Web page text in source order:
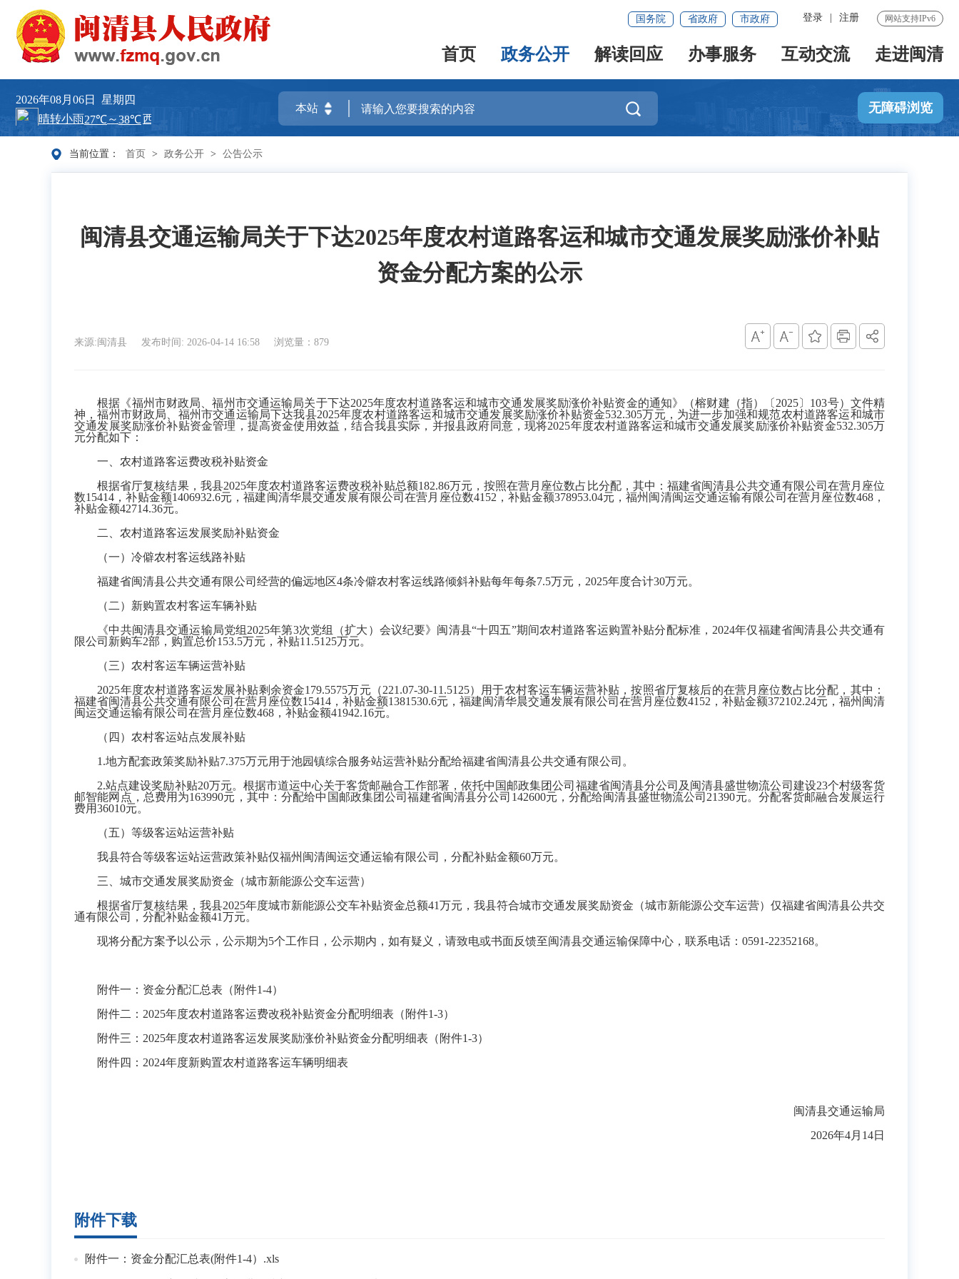
网站支持IPv6
登录 注册
国务院 省政府 市政府
首页 政务公开 解读回应 办事服务 互动交流 走进闽清
2026年08月06日 星期四
 无障碍浏览
当前位置： 首页 > 政务公开 > 公告公示
闽清县交通运输局关于下达2025年度农村道路客运和城市交通发展奖励涨价补贴
资金分配方案的公示
来源:闽清县 发布时间: 2026-04-14 16:58 浏览量：879
根据《福州市财政局、福州市交通运输局关于下达2025年度农村道路客运和城市交通发展奖励涨价补贴资金的通知》（榕财建（指）〔2025〕103号）文件精
神，福州市财政局、福州市交通运输局下达我县2025年度农村道路客运和城市交通发展奖励涨价补贴资金532.305万元，为进一步加强和规范农村道路客运和城市
交通发展奖励涨价补贴资金管理，提高资金使用效益，结合我县实际，并报县政府同意，现将2025年度农村道路客运和城市交通发展奖励涨价补贴资金532.305万
元分配如下：
一、农村道路客运费改税补贴资金
根据省厅复核结果，我县2025年度农村道路客运费改税补贴总额182.86万元，按照在营月座位数占比分配，其中：福建省闽清县公共交通有限公司在营月座位
数15414，补贴金额1406932.6元，福建闽清华晨交通发展有限公司在营月座位数4152，补贴金额378953.04元，福州闽清闽运交通运输有限公司在营月座位数468，
补贴金额42714.36元。
二、农村道路客运发展奖励补贴资金
（一）冷僻农村客运线路补贴
福建省闽清县公共交通有限公司经营的偏远地区4条冷僻农村客运线路倾斜补贴每年每条7.5万元，2025年度合计30万元。
（二）新购置农村客运车辆补贴
《中共闽清县交通运输局党组2025年第3次党组（扩大）会议纪要》闽清县“十四五”期间农村道路客运购置补贴分配标准，2024年仅福建省闽清县公共交通有
限公司新购车2部，购置总价153.5万元，补贴11.5125万元。
（三）农村客运车辆运营补贴
2025年度农村道路客运发展补贴剩余资金179.5575万元（221.07-30-11.5125）用于农村客运车辆运营补贴，按照省厅复核后的在营月座位数占比分配，其中：
福建省闽清县公共交通有限公司在营月座位数15414，补贴金额1381530.6元，福建闽清华晨交通发展有限公司在营月座位数4152，补贴金额372102.24元，福州闽清
闽运交通运输有限公司在营月座位数468，补贴金额41942.16元。
（四）农村客运站点发展补贴
1.地方配套政策奖励补贴7.375万元用于池园镇综合服务站运营补贴分配给福建省闽清县公共交通有限公司。
2.站点建设奖励补贴20万元。根据市道运中心关于客货邮融合工作部署，依托中国邮政集团公司福建省闽清县分公司及闽清县盛世物流公司建设23个村级客货
邮智能网点，总费用为163990元，其中：分配给中国邮政集团公司福建省闽清县分公司142600元，分配给闽清县盛世物流公司21390元。分配客货邮融合发展运行
费用36010元。
（五）等级客运站运营补贴
我县符合等级客运站运营政策补贴仅福州闽清闽运交通运输有限公司，分配补贴金额60万元。
三、城市交通发展奖励资金（城市新能源公交车运营）
根据省厅复核结果，我县2025年度城市新能源公交车补贴资金总额41万元，我县符合城市交通发展奖励资金（城市新能源公交车运营）仅福建省闽清县公共交
通有限公司，分配补贴金额41万元。
现将分配方案予以公示，公示期为5个工作日，公示期内，如有疑义，请致电或书面反馈至闽清县交通运输保障中心，联系电话：0591-22352168。
附件一：资金分配汇总表（附件1-4）
附件二：2025年度农村道路客运费改税补贴资金分配明细表（附件1-3）
附件三：2025年度农村道路客运发展奖励涨价补贴资金分配明细表（附件1-3）
附件四：2024年度新购置农村道路客运车辆明细表
闽清县交通运输局
2026年4月14日
附件下载
附件一：资金分配汇总表(附件1-4）.xls